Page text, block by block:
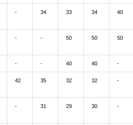
- 34 33 34 40
- - 50 50 50
- - 40 40 -
42 35 32 32 -
- 31 29 30 -